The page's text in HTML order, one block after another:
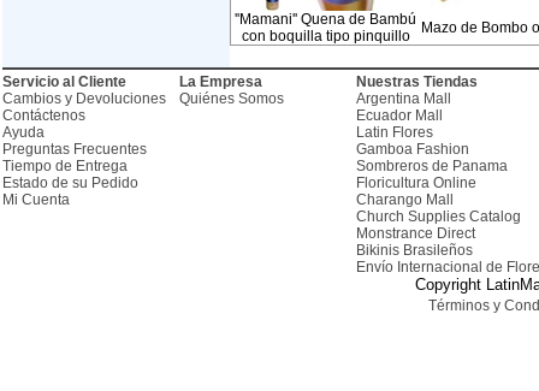
''Mamani'' Quena de Bambú
con boquilla tipo pinquillo
Mazo de Bombo
Servicio al Cliente
Cambios y Devoluciones
Contáctenos
Ayuda
Preguntas Frecuentes
Tiempo de Entrega
Estado de su Pedido
Mi Cuenta
La Empresa
Quiénes Somos
Nuestras Tiendas
Argentina Mall
Ecuador Mall
Latin Flores
Gamboa Fashion
Sombreros de Panama
Floricultura Online
Charango Mall
Church Supplies Catalog
Monstrance Direct
Bikinis Brasileños
Envío Internacional de
Copyright
Términos y